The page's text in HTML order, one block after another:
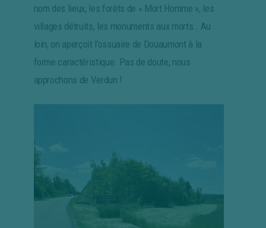
nom des lieux, les forêts de « Mort Homme », les
villages détruits, les monuments aux morts… Au
loin, on aperçoit l’ossuaire de Douaumont à la
forme caractéristique. Pas de doute, nous
approchons de Verdun !